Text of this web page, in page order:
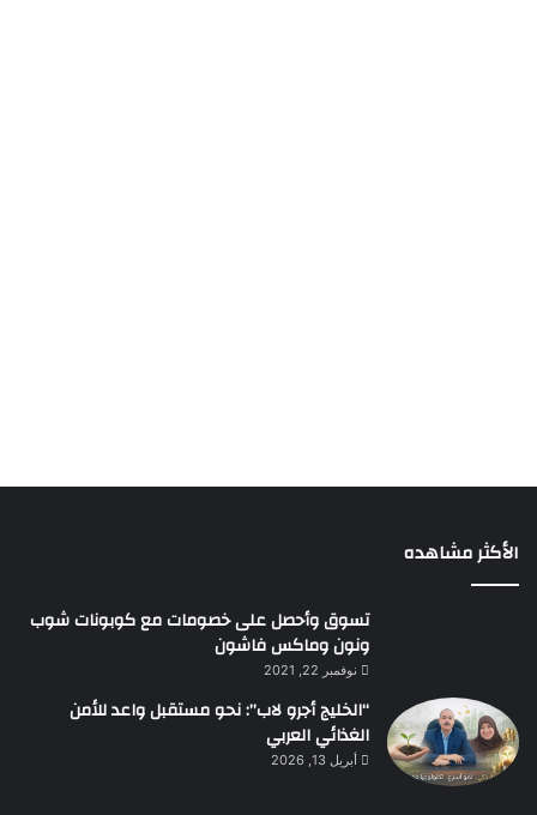
الأكثر مشاهده
تسوق وأحصل على خصومات مع كوبونات شوب
ونون وماكس فاشون
نوفمبر 22, 2021
“الخليج أجرو لاب”: نحو مستقبل واعد للأمن
الغذائي العربي
أبريل 13, 2026